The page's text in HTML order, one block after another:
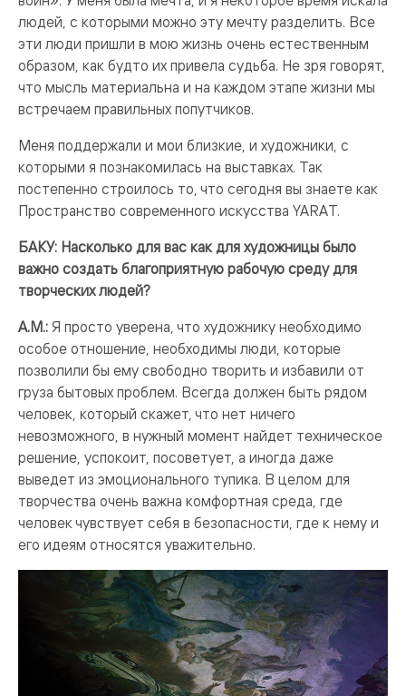
людей, с которыми можно эту мечту разделить. Все
эти люди пришли в мою жизнь очень естественным
образом, как будто их привела судьба. Не зря говорят,
что мысль материальна и на каждом этапе жизни мы
встречаем правильных попутчиков.
Меня поддержали и мои близкие, и художники, с
которыми я познакомилась на выставках. Так
постепенно строилось то, что сегодня вы знаете как
Пространство современного искусства YARAT.
БАКУ: Насколько для вас как для художницы было
важно создать благоприятную рабочую среду для
творческих людей?
А.М.: Я просто уверена, что художнику необходимо
особое отношение, необходимы люди, которые
позволили бы ему свободно творить и избавили от
груза бытовых проблем. Всегда должен быть рядом
человек, который скажет, что нет ничего
невозможного, в нужный момент найдет техническое
решение, успокоит, посоветует, а иногда даже
выведет из эмоционального тупика. В целом для
творчества очень важна комфортная среда, где
человек чувствует себя в безопасности, где к нему и
его идеям относятся уважительно.